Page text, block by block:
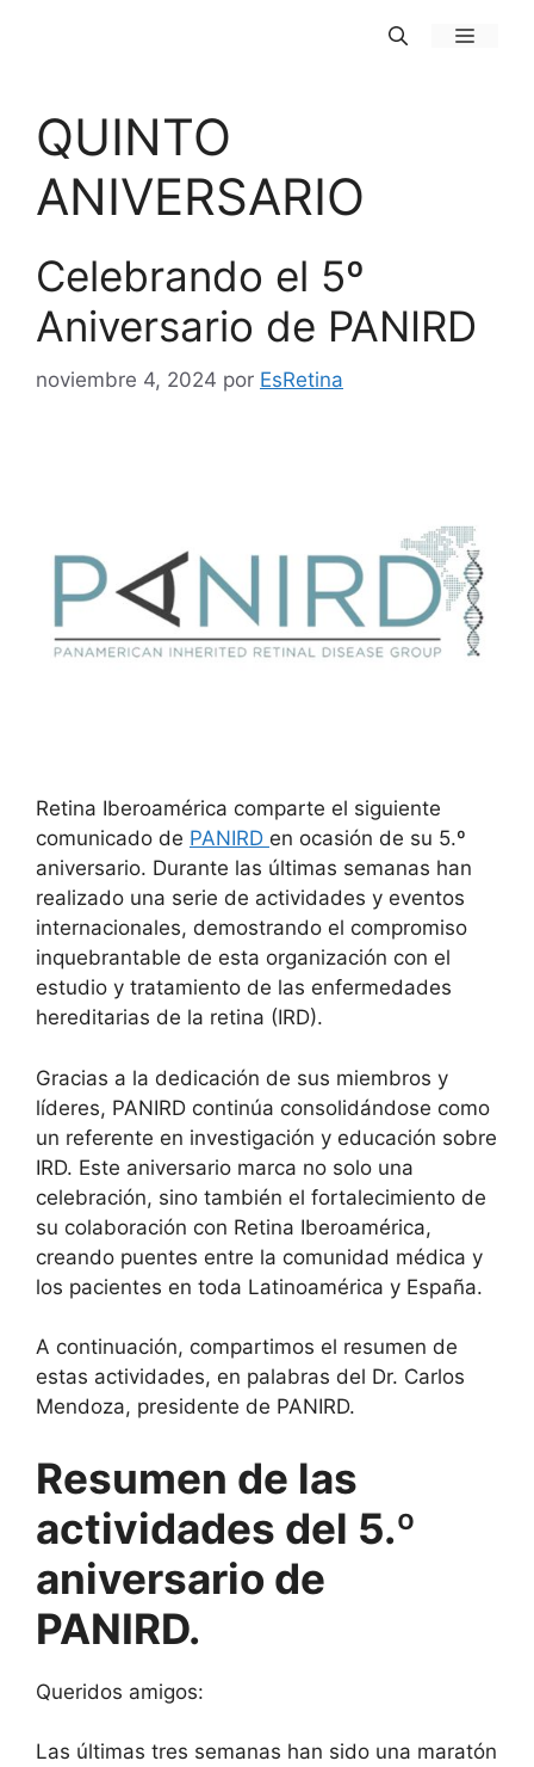
MENÚ
QUINTO
ANIVERSARIO
Celebrando el 5º
Aniversario de PANIRD
noviembre 4, 2024 por EsRetina
Retina Iberoamérica comparte el siguiente
comunicado de PANIRD en ocasión de su 5.º
aniversario. Durante las últimas semanas han
realizado una serie de actividades y eventos
internacionales, demostrando el compromiso
inquebrantable de esta organización con el
estudio y tratamiento de las enfermedades
hereditarias de la retina (IRD).
Gracias a la dedicación de sus miembros y
líderes, PANIRD continúa consolidándose como
un referente en investigación y educación sobre
IRD. Este aniversario marca no solo una
celebración, sino también el fortalecimiento de
su colaboración con Retina Iberoamérica,
creando puentes entre la comunidad médica y
los pacientes en toda Latinoamérica y España.
A continuación, compartimos el resumen de
estas actividades, en palabras del Dr. Carlos
Mendoza, presidente de PANIRD.
Resumen de las
actividades del 5.º
aniversario de
PANIRD.
Queridos amigos:
Las últimas tres semanas han sido una maratón